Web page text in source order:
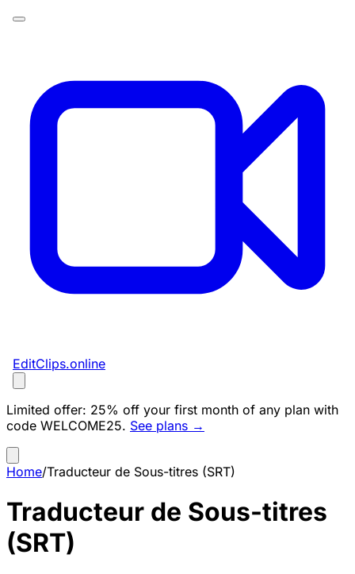
EditClips.online
Limited offer: 25% off your first month of any plan with
code WELCOME25. See plans →
Home/Traducteur de Sous-titres (SRT)
Traducteur de Sous-titres
(SRT)